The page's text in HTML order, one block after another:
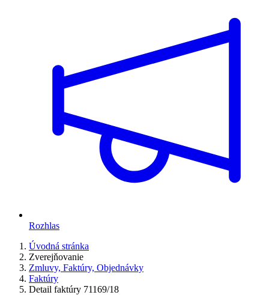
Rozhlas
Úvodná stránka
Zverejňovanie
Zmluvy, Faktúry, Objednávky
Faktúry
Detail faktúry 71169/18